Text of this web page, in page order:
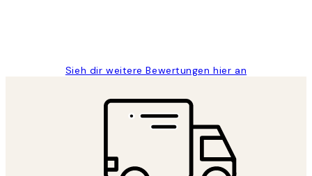
Sieh dir weitere Bewertungen hier an